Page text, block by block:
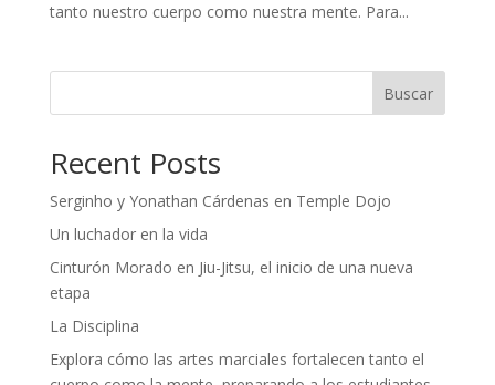
tanto nuestro cuerpo como nuestra mente. Para...
Buscar
Recent Posts
Serginho y Yonathan Cárdenas en Temple Dojo
Un luchador en la vida
Cinturón Morado en Jiu-Jitsu, el inicio de una nueva
etapa
La Disciplina
Explora cómo las artes marciales fortalecen tanto el